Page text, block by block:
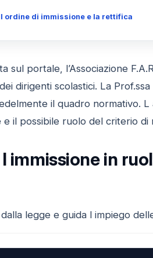
ordine di immissione e la rettifica
sul portale, l’Associazione
dirigenti scolastici. La
il quadro normativo.
il possibile ruolo del criterio
immissione in
legge e guida l impiego